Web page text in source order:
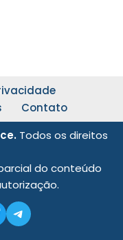
Contato
Todos os direitos
do conteúdo